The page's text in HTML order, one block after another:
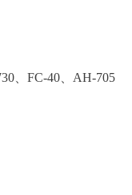
、FC-40、AH-705